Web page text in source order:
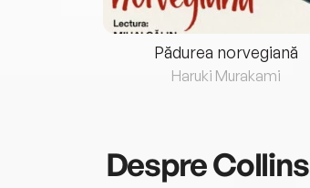
Pădurea norvegiană
Haruki Murakami
DespreCollins